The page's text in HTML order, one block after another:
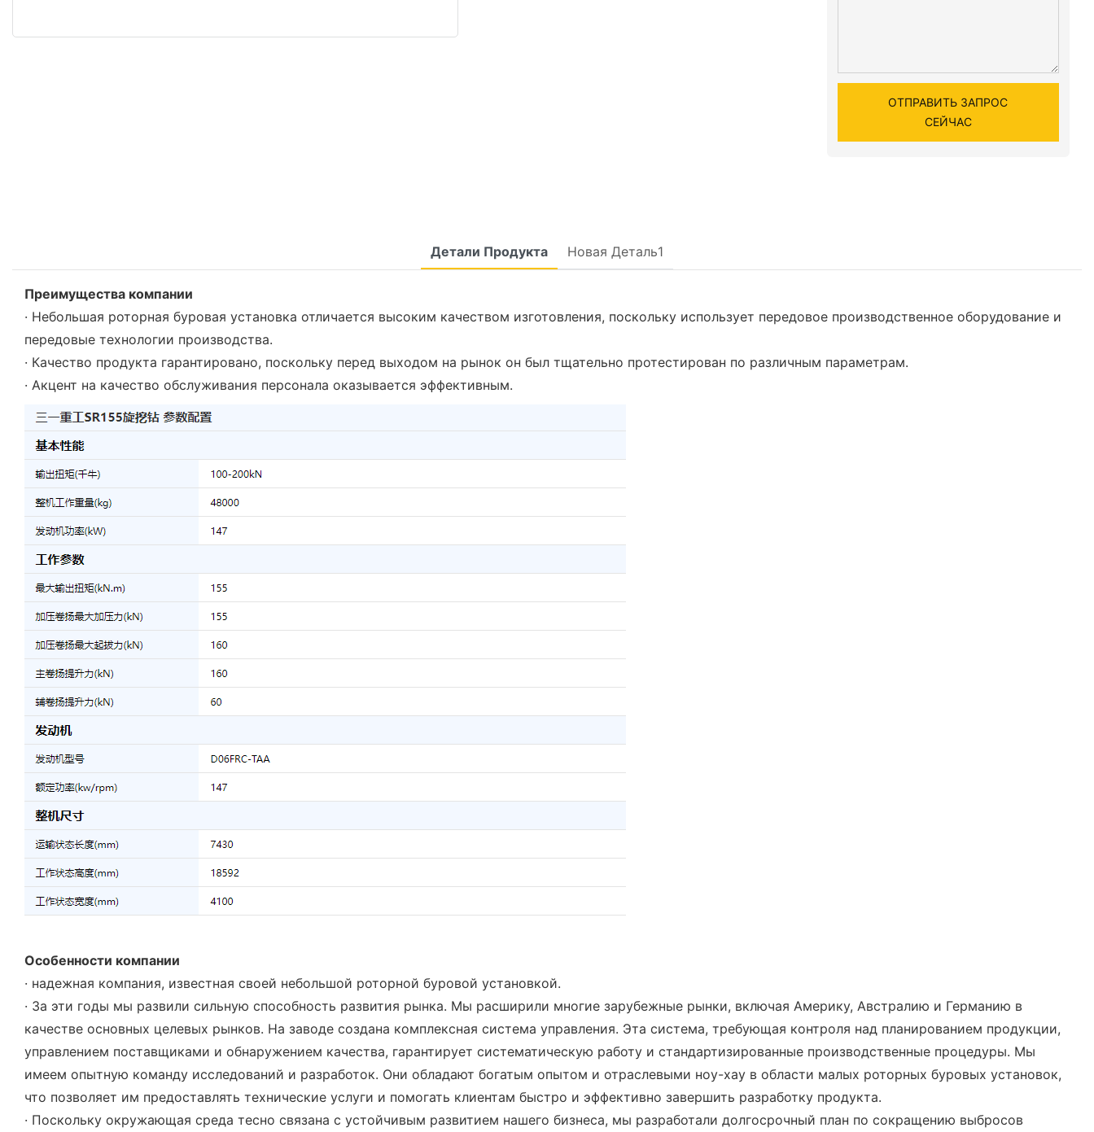
ОТПРАВИТЬ ЗАПРОС
СЕЙЧАС
Детали Продукта Новая Деталь1
Преимущества компании
· Небольшая роторная буровая установка отличается высоким качеством изготовления, поскольку использует передовое производственное оборудование и
передовые технологии производства.
· Качество продукта гарантировано, поскольку перед выходом на рынок он был тщательно протестирован по различным параметрам.
· Акцент на качество обслуживания персонала оказывается эффективным.
Особенности компании
· надежная компания, известная своей небольшой роторной буровой установкой.
· За эти годы мы развили сильную способность развития рынка. Мы расширили многие зарубежные рынки, включая Америку, Австралию и Германию в
качестве основных целевых рынков. На заводе создана комплексная система управления. Эта система, требующая контроля над планированием продукции,
управлением поставщиками и обнаружением качества, гарантирует систематическую работу и стандартизированные производственные процедуры. Мы
имеем опытную команду исследований и разработок. Они обладают богатым опытом и отраслевыми ноу-хау в области малых роторных буровых установок,
что позволяет им предоставлять технические услуги и помогать клиентам быстро и эффективно завершить разработку продукта.
· Поскольку окружающая среда тесно связана с устойчивым развитием нашего бизнеса, мы разработали долгосрочный план по сокращению выбросов